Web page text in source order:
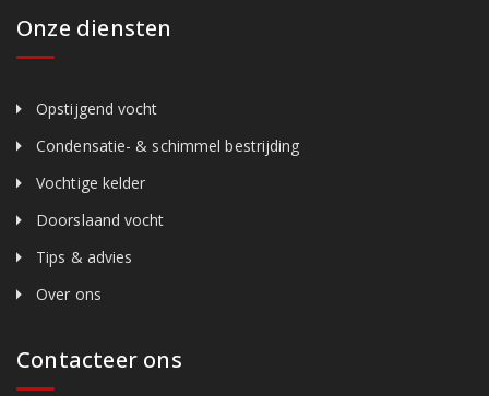
Onze diensten
Opstijgend vocht
Condensatie- & schimmel bestrijding
Vochtige kelder
Doorslaand vocht
Tips & advies
Over ons
Contacteer ons